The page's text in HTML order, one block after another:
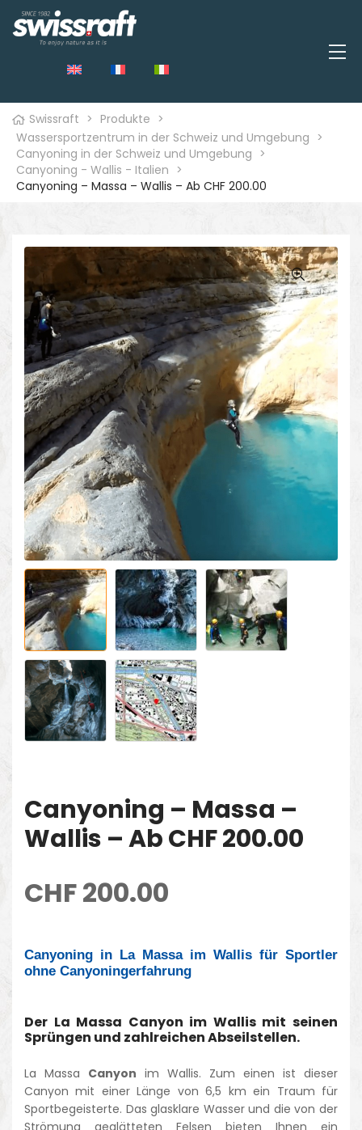
Swissraft > Produkte >
Wassersportzentrum in der Schweiz und Umgebung >
Canyoning in der Schweiz und Umgebung >
Canyoning - Wallis - Italien >
Canyoning – Massa – Wallis – Ab CHF 200.00
🔍
Canyoning – Massa –
Wallis – Ab CHF 200.00
CHF200.00
Canyoning in La Massa im Wallis für Sportler
ohne Canyoningerfahrung
Der La Massa Canyon im Wallis mit seinen
Sprüngen und zahlreichen Abseilstellen.
La Massa Canyon im Wallis. Zum einen ist dieser
Canyon mit einer Länge von 6,5 km ein Traum für
Sportbegeisterte. Das glasklare Wasser und die von der
Strömung geglätteten Felsen bieten Ihnen ein